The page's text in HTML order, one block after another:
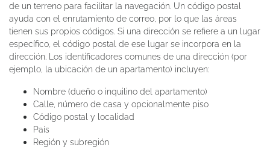
de un terreno para facilitar la navegación. Un código postal
ayuda con el enrutamiento de correo, por lo que las áreas
tienen sus propios códigos. Si una dirección se refiere a un lugar
específico, el código postal de ese lugar se incorpora en la
dirección. Los identificadores comunes de una dirección (por
ejemplo, la ubicación de un apartamento) incluyen:
Nombre (dueño o inquilino del apartamento)
Calle, número de casa y opcionalmente piso
Código postal y localidad
País
Región y subregión